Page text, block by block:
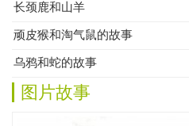
长颈鹿和山羊
顽皮猴和淘气鼠的故事
乌鸦和蛇的故事
图片故事